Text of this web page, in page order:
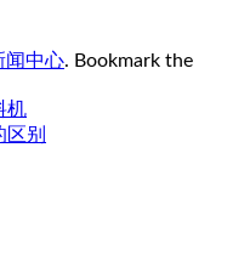
闻中心. Bookmark the
机
别